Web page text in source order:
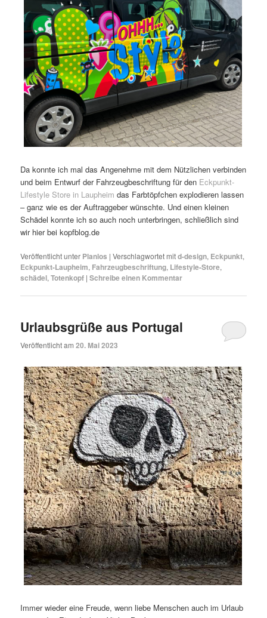
Da konnte ich mal das Angenehme mit dem Nützlichen verbinden
und beim Entwurf der Fahrzeugbeschriftung für den Eckpunkt-
Lifestyle Store in Laupheim das Farbtöpfchen explodieren lassen
– ganz wie es der Auftraggeber wünschte. Und einen kleinen
Schädel konnte ich so auch noch unterbringen, schließlich sind
wir hier bei kopfblog.de
Veröffentlicht unter Planlos |Verschlagwortet mitd-design, Eckpunkt,
Eckpunkt-Laupheim, Fahrzeugbeschriftung, Lifestyle-Store,
schädel,Totenkopf |Schreibe einen Kommentar
Urlaubsgrüße aus Portugal
Veröffentlicht am20. Mai 2023
Immer wieder eine Freude, wenn liebe Menschen auch im Urlaub